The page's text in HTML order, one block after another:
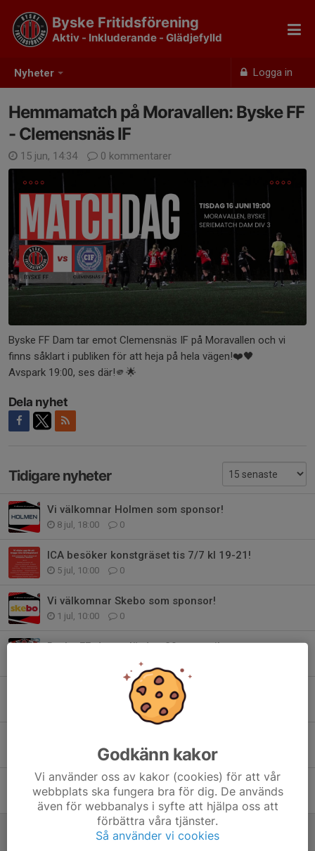
Nyheter Logga in
Byske Fritidsförening
Aktiv - Inkluderande - Glädjefylld
Hemmamatch på Moravallen: Byske FF
- Clemensnäs IF
15 jun, 14:34 0 kommentarer
Byske FF Dam tar emot Clemensnäs IF på Moravallen och vi
finns såklart i publiken för att heja på hela vägen!❤️🖤
Avspark 19:00, ses där!🫵🌟
Dela nyhet
Tidigare nyheter
Vi välkomnar Holmen som sponsor!
8 jul, 18:00 0
ICA besöker konstgräset tis 7/7 kl 19-21!
5 jul, 10:00 0
Vi välkomnar Skebo som sponsor!
1 jul, 10:00 0
Byske FF-dagen lördag 29 augusti!
Prova-på-Gåfotboll 2 juli 13:00!
0
19 jun, 09:30 1
Sista chansen att köpa sommarhäftet!
17 jun, 11:51 0
Godkänn kakor
Vi använder oss av kakor (cookies) för att vår
webbplats ska fungera bra för dig. De används
även för webbanalys i syfte att hjälpa oss att
förbättra våra tjänster.
Så använder vi cookies